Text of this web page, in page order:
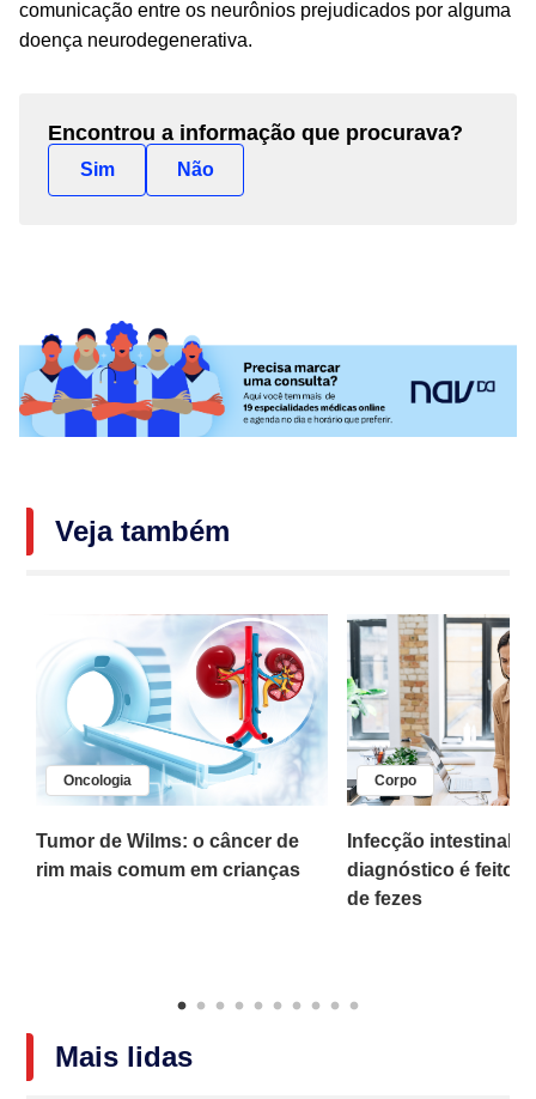
comunicação entre os neurônios prejudicados por alguma
doença neurodegenerativa.
Encontrou a informação que procurava?
Sim Não
Veja também
Oncologia
Tumor de Wilms: o câncer de
rim mais comum em crianças
Corpo
Infecção intestinal
diagnóstico é feito
de fezes
Mais lidas